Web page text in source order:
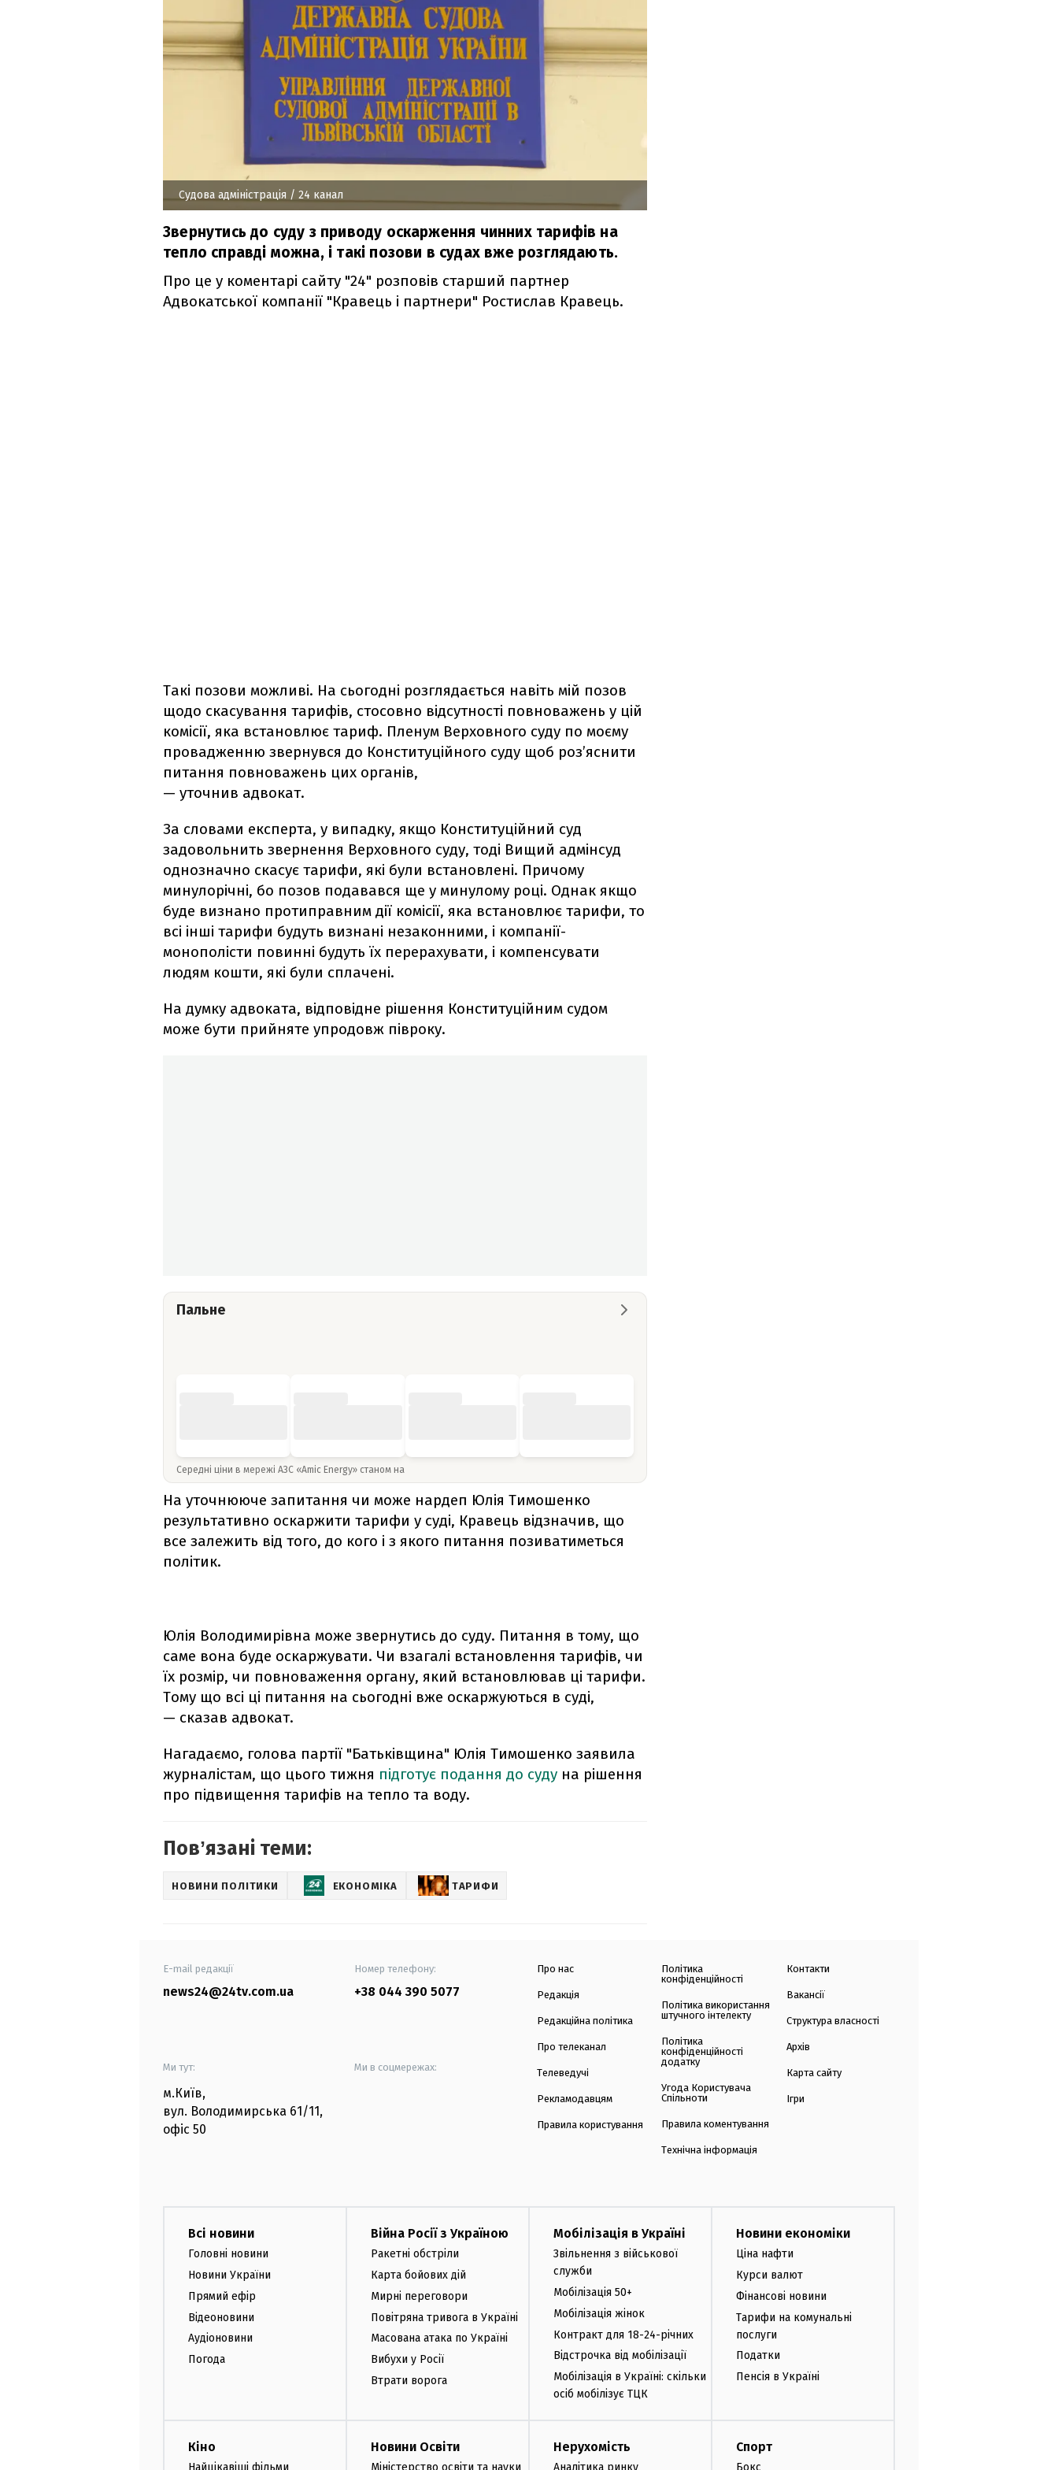
Судова адміністрація / 24 канал
Звернутись до суду з приводу оскарження чинних тарифів на
тепло справді можна, і такі позови в судах вже розглядають.
Про це у коментарі сайту "24" розповів старший партнер
Адвокатської компанії "Кравець і партнери" Ростислав Кравець.
Такі позови можливі. На сьогодні розглядається навіть мій позов
щодо скасування тарифів, стосовно відсутності повноважень у цій
комісії, яка встановлює тариф. Пленум Верховного суду по моєму
провадженню звернувся до Конституційного суду щоб роз’яснити
питання повноважень цих органів,
— уточнив адвокат.
За словами експерта, у випадку, якщо Конституційний суд
задовольнить звернення Верховного суду, тоді Вищий адмінсуд
однозначно скасує тарифи, які були встановлені. Причому
минулорічні, бо позов подавався ще у минулому році. Однак якщо
буде визнано протиправним дії комісії, яка встановлює тарифи, то
всі інші тарифи будуть визнані незаконними, і компанії-
монополісти повинні будуть їх перерахувати, і компенсувати
людям кошти, які були сплачені.
На думку адвоката, відповідне рішення Конституційним судом
може бути прийняте упродовж півроку.
Пальне
Середні ціни в мережі АЗС «Amic Energy» станом на
На уточнююче запитання чи може нардеп Юлія Тимошенко
результативно оскаржити тарифи у суді, Кравець відзначив, що
все залежить від того, до кого і з якого питання позиватиметься
політик.
Юлія Володимирівна може звернутись до суду. Питання в тому, що
саме вона буде оскаржувати. Чи взагалі встановлення тарифів, чи
їх розмір, чи повноваження органу, який встановлював ці тарифи.
Тому що всі ці питання на сьогодні вже оскаржуються в суді,
— сказав адвокат.
Нагадаємо, голова партії "Батьківщина" Юлія Тимошенко заявила
журналістам, що цього тижня підготує подання до суду на рішення
про підвищення тарифів на тепло та воду.
Повʼязані теми:
НОВИНИ ПОЛІТИКИ ЕКОНОМІКА ТАРИФИ
E-mail редакції
news24@24tv.com.ua
Номер телефону:
+38 044 390 5077
Ми тут:
м.Київ,
вул. Володимирська 61/11,
офіс 50
Ми в соцмережах:
Про нас
Редакція
Редакційна політика
Про телеканал
Телеведучі
Рекламодавцям
Правила користування
Політика
конфіденційності
Політика використання
штучного інтелекту
Політика
конфіденційності
додатку
Угода Користувача
Спільноти
Правила коментування
Технічна інформація
Контакти
Вакансії
Структура власності
Архів
Карта сайту
Ігри
Всі новини
Головні новини
Новини України
Прямий ефір
Відеоновини
Аудіоновини
Погода
Війна Росії з Україною
Ракетні обстріли
Карта бойових дій
Мирні переговори
Повітряна тривога в Україні
Масована атака по Україні
Вибухи у Росії
Втрати ворога
Мобілізація в Україні
Звільнення з військової
служби
Мобілізація 50+
Мобілізація жінок
Контракт для 18-24-річних
Відстрочка від мобілізації
Мобілізація в Україні: скільки
осіб мобілізує ТЦК
Новини економіки
Ціна нафти
Курси валют
Фінансові новини
Тарифи на комунальні
послуги
Податки
Пенсія в Україні
Кіно
Найцікавіші фільми
Новини Освіти
Міністерство освіти та науки
Нерухомість
Аналітика ринку
Спорт
Бокс